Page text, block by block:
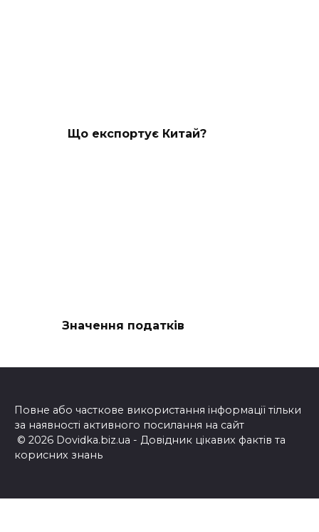
Що експортує Китай?
Значення податків
Повне або часткове використання інформації тільки
за наявності активного посилання на сайт
© 2026 Dovidka.biz.ua - Довідник цікавих фактів та
корисних знань